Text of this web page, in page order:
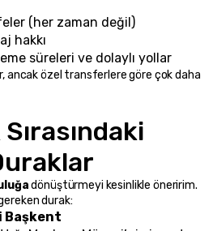
(her zaman değil)
hakkı
süreleri ve dolaylı yollar
ancak özel transferlere göre çok daha
dönüştürmeyi kesinlikle öneririm.
durak:
Başkent